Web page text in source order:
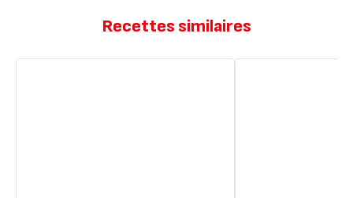
Recettes similaires